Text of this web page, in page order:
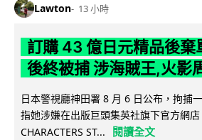
Lawton 13 小時
訂購 43 億日元精品後棄
後終被捕 涉海賊王,火影
日本警視廳神田署 8 月 6 日公布，拘捕
指她涉嫌在出版巨頭集英社旗下官方網店
CHARACTERS ST...
閱讀全文